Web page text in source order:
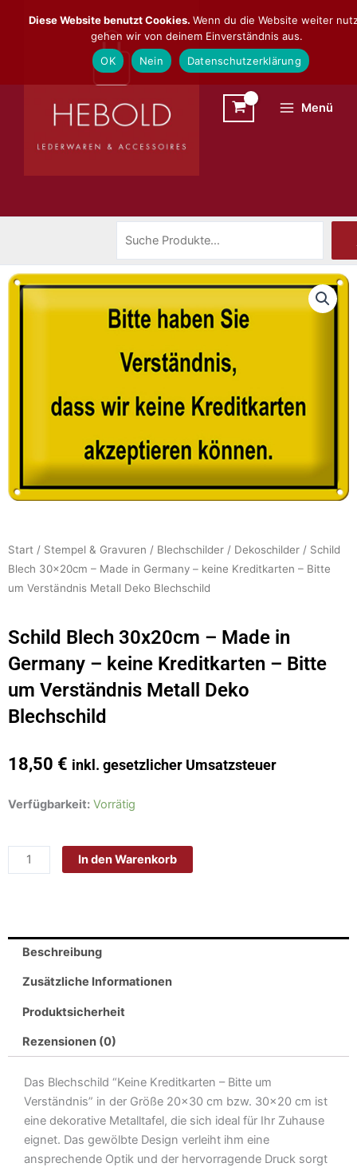
Inhalt
Menü
Start / Stempel & Gravuren / Blechschilder / Dekoschilder / Schild
Blech 30x20cm – Made in Germany – keine Kreditkarten – Bitte
um Verständnis Metall Deko Blechschild
Schild Blech 30x20cm – Made in
Germany – keine Kreditkarten – Bitte
um Verständnis Metall Deko
Blechschild
18,50 € inkl. gesetzlicher Umsatzsteuer
Verfügbarkeit: Vorrätig
Schild
-
keine
Kreditkarten
Bitte
um
Verständnis
Deko
Blechschild
Menge
In den Warenkorb
Beschreibung
Zusätzliche Informationen
Produktsicherheit
Rezensionen (0)
Das Blechschild “Keine Kreditkarten – Bitte um
Verständnis” in der Größe 20×30 cm bzw. 30×20 cm ist
eine dekorative Metalltafel, die sich ideal für Ihr Zuhause
eignet. Das gewölbte Design verleiht ihm eine
ansprechende Optik und der hervorragende Druck sorgt
Diese Website benutzt Cookies. Wenn du die Website weiter
gehen wir von deinem Einverständnis aus.
OK
Nein Datenschutzerklärung